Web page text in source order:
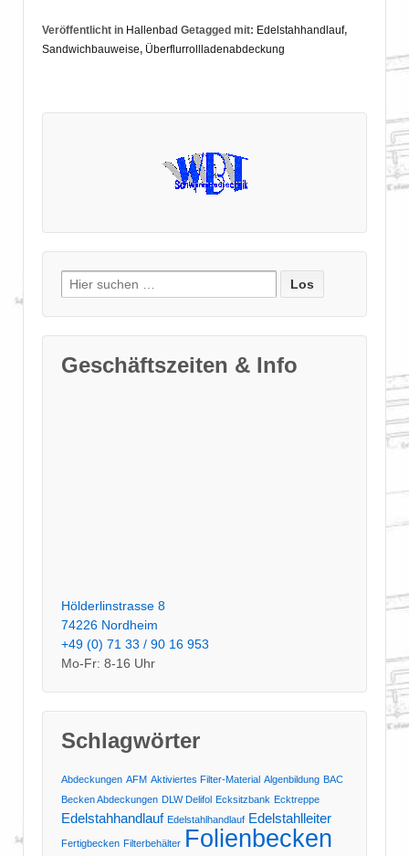
Veröffentlicht in Hallenbad Getagged mit: Edelstahhandlauf,
Sandwichbauweise, Überflurrollladenabdeckung
Suche
nach:
Geschäftszeiten & Info
Hölderlinstrasse 8
74226 Nordheim
+49 (0) 71 33 / 90 16 953
Mo-Fr: 8-16 Uhr
Schlagwörter
Abdeckungen AFM Aktiviertes Filter-Material Algenbildung BAC
Becken Abdeckungen DLW Delifol Ecksitzbank Ecktreppe
Edelstahhandlauf Edelstahlhandlauf Edelstahlleiter
Fertigbecken Filterbehälter Folienbecken